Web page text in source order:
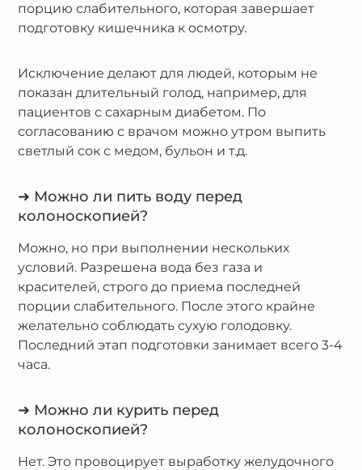
порцию слабительного, которая завершает
подготовку кишечника к осмотру.
Исключение делают для людей, которым не
показан длительный голод, например, для
пациентов с сахарным диабетом. По
согласованию с врачом можно утром выпить
светлый сок с медом, бульон и т.д.
➜ Можно ли пить воду перед
колоноскопией?
Можно, но при выполнении нескольких
условий. Разрешена вода без газа и
красителей, строго до приема последней
порции слабительного. После этого крайне
желательно соблюдать сухую голодовку.
Последний этап подготовки занимает всего 3-4
часа.
➜ Можно ли курить перед
колоноскопией?
Нет. Это провоцирует выработку желудочного